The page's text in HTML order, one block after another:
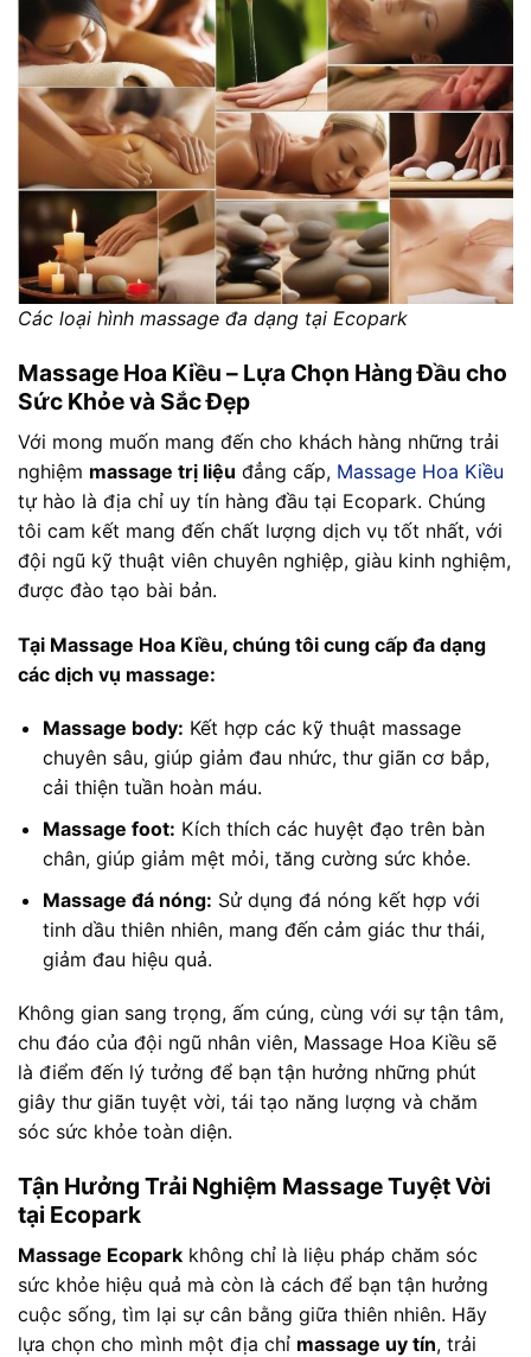
Các loại hình massage đa dạng tại Ecopark
Massage Hoa Kiều – Lựa Chọn Hàng Đầu cho
Sức Khỏe và Sắc Đẹp
Với mong muốn mang đến cho khách hàng những trải
nghiệm massage trị liệu đẳng cấp, Massage Hoa Kiều
tự hào là địa chỉ uy tín hàng đầu tại Ecopark. Chúng
tôi cam kết mang đến chất lượng dịch vụ tốt nhất, với
đội ngũ kỹ thuật viên chuyên nghiệp, giàu kinh nghiệm,
được đào tạo bài bản.
Tại Massage Hoa Kiều, chúng tôi cung cấp đa dạng
các dịch vụ massage:
Massage body: Kết hợp các kỹ thuật massage
chuyên sâu, giúp giảm đau nhức, thư giãn cơ bắp,
cải thiện tuần hoàn máu.
Massage foot: Kích thích các huyệt đạo trên bàn
chân, giúp giảm mệt mỏi, tăng cường sức khỏe.
Massage đá nóng: Sử dụng đá nóng kết hợp với
tinh dầu thiên nhiên, mang đến cảm giác thư thái,
giảm đau hiệu quả.
Không gian sang trọng, ấm cúng, cùng với sự tận tâm,
chu đáo của đội ngũ nhân viên, Massage Hoa Kiều sẽ
là điểm đến lý tưởng để bạn tận hưởng những phút
giây thư giãn tuyệt vời, tái tạo năng lượng và chăm
sóc sức khỏe toàn diện.
Tận Hưởng Trải Nghiệm Massage Tuyệt Vời
tại Ecopark
Massage Ecopark không chỉ là liệu pháp chăm sóc
sức khỏe hiệu quả mà còn là cách để bạn tận hưởng
cuộc sống, tìm lại sự cân bằng giữa thiên nhiên. Hãy
lựa chọn cho mình một địa chỉ massage uy tín, trải